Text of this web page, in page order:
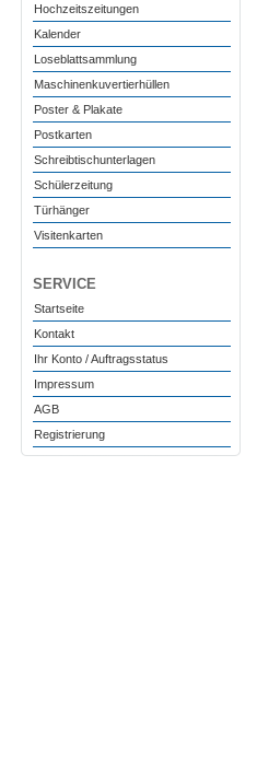
Hochzeitszeitungen
Kalender
Loseblattsammlung
Maschinenkuvertierhüllen
Poster & Plakate
Postkarten
Schreibtischunterlagen
Schülerzeitung
Türhänger
Visitenkarten
SERVICE
Startseite
Kontakt
Ihr Konto / Auftragsstatus
Impressum
AGB
Registrierung